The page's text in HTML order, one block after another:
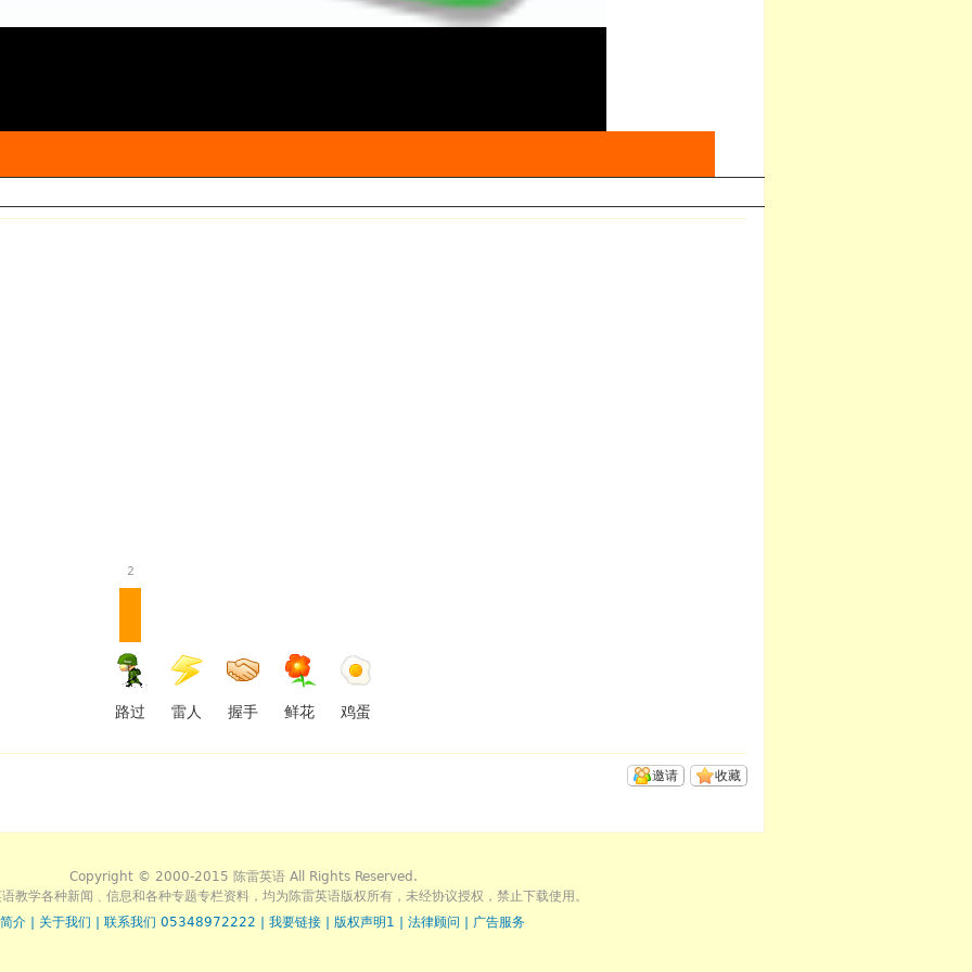
2
路过 雷人 握手 鲜花 鸡蛋
收藏
邀请
Copyright © 2000-2015 陈雷英语 All Rights Reserved.
教学各种新闻﹑信息和各种专题专栏资料，均为陈雷英语版权所有，未经协议授权，禁止下载使用。
介
关于我们 联系我们 05348972222 我要链接 版权声明1 法律顾问 广告服务